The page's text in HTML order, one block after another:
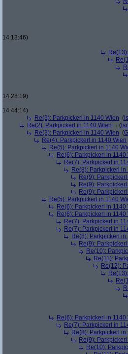
14:13:46)
14:28:19)
14:44:14)
Re(3): Parkpickerl in 1140 Wien (
Re(2): Parkpickerl in 1140 Wien
(
Re(3): Parkpickerl in 1140 Wien (
Re(4): Parkpickerl in 1140 Wien
Re(5): Parkpickerl in 1140
Re(6): Parkpickerl in 1140
Re(7): Parkpickerl in
Re(8): Parkpickerl in
Re(9):
Re(9):
Re(9):
Re(5): Parkpickerl in 1140
Re(6): Parkpickerl in 1140
Re(6): Parkpickerl in 1140
Re(7): Parkpickerl in
Re(7): Parkpickerl in
Re(8): Parkpickerl in
Re(9):
Re(10):
Re(11):
Re(12):
Re(6): Parkpickerl in 1140
Re(7): Parkpickerl in
Re(8): Parkpickerl in
Re(9):
Re(10):